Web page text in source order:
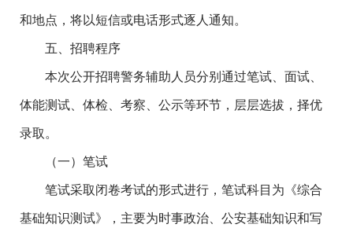
和地点，将以短信或电话形式逐人通知。
五、招聘程序
本次公开招聘警务辅助人员分别通过笔试、面试、
体能测试、体检、考察、公示等环节，层层选拔，择优
录取。
（一）笔试
笔试采取闭卷考试的形式进行，笔试科目为《综合
基础知识测试》，主要为时事政治、公安基础知识和写